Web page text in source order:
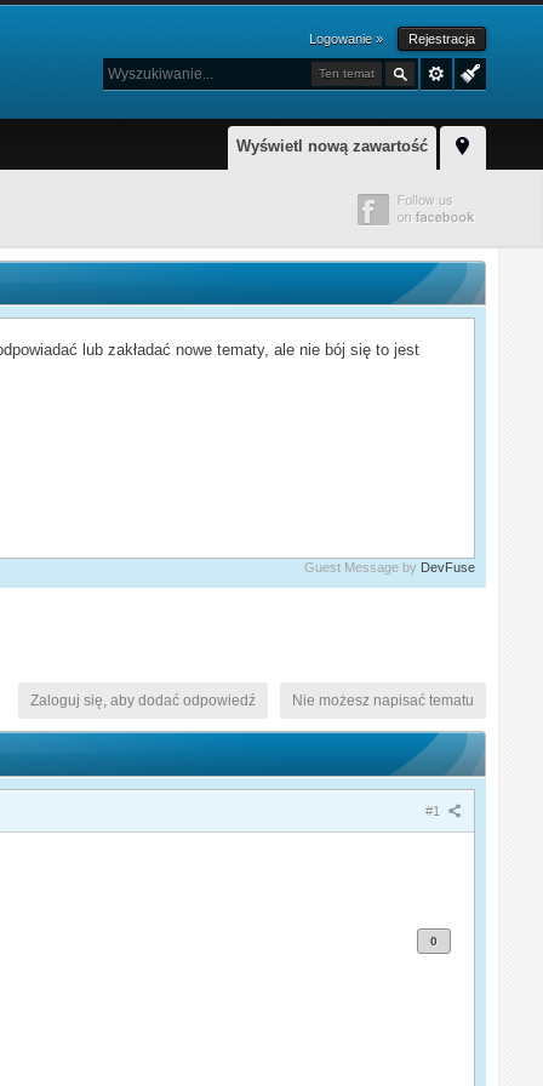
Logowanie » Rejestracja
Ten temat
Wyświetl nową zawartość
lub zakładać nowe tematy, ale nie bój się to jest
Guest Message by DevFuse
Nie możesz napisać tematu
Zaloguj się, aby dodać odpowiedź
#1
0